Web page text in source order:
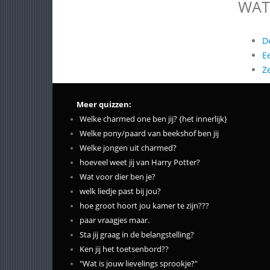
Meer quizzen:
Welke charmed one ben jij? {het innerlijk}
Welke pony/paard van beekshof ben jij
Welke jongen uit charmed?
hoeveel weet jij van Harry Potter?
Wat voor dier ben je?
welk liedje past bij jou?
hoe groot hoort jou kamer te zijn???
paar vraagjes maar.
Sta jij graag in de belangstelling?
Ken jij het toetsenbord??
"Wat is jouw lievelings sprookje?"